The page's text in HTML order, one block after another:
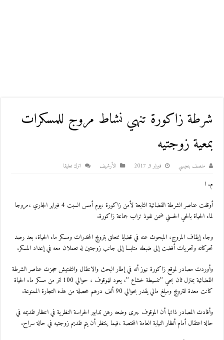
شرطة زاكورة تنهي نشاط مروج للمسكرات
بمعية زوجتيه
منصف بنعيسي فبراير 5, 2017 اﻷرشيف اترك تعليقا
م. ا
أوقفت عناصر الشرطة القضائية التابعة لأمن زاكورة ،يوم أمس السبت 4 فبراير الجاري ،مروجا
لماء الحياة بالحي الحسني ضمن نفوذ تراب جماعة زاكورة.
وجاء إيقاف المروج، المبحوث عنه في قضايا تتعلق بترويج المخدرات ومسكر ماء الحياة، بعد رصد
تحركاته وتحريات أفضت إلى ضبطه متلبسا إلى جانب زوجتين له تعملان معه في إعداد المسكر.
وأوردت مصادر لموقع زاكورة نيوز أنه في إطار البحث والانتقال والتفتيش حجزت عناصر الشرطة
القضائية بمنزل ثان بحي ’’تنسيطة خشاع ’’، يعود للموقوف ، حوالي 100 لتر من مسكر ماء الحياة
كانت معدة للترويج ومبلغ مالي يقدر بحوالي 90 ألف درهم محصلة من هذه التجارة الممنوعة.
وأفادت المصادر ذاتها أن الموقوف جرى وضعه رهن تدابير الحراسة النظرية في انتظار تقديمه في
حالة اعتقال أمام أنظار النيابة العامة المختصة ،فيما ينتظر أن يتم تقديم زوجتيه في حالة سراح.